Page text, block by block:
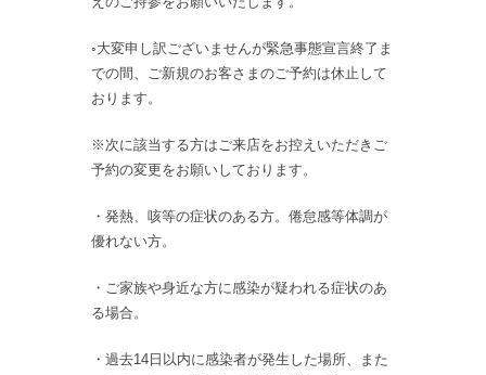
◦大変申し訳ございませんが緊急事態宣言終了ま
での間、ご新規のお客さまのご予約は休止して
おります。
※次に該当する方はご来店をお控えいただきご
予約の変更をお願いしております。
・発熱、咳等の症状のある方。倦怠感等体調が
優れない方。
・ご家族や身近な方に感染が疑われる症状のあ
る場合。
・過去14日以内に感染者が発生した場所、また